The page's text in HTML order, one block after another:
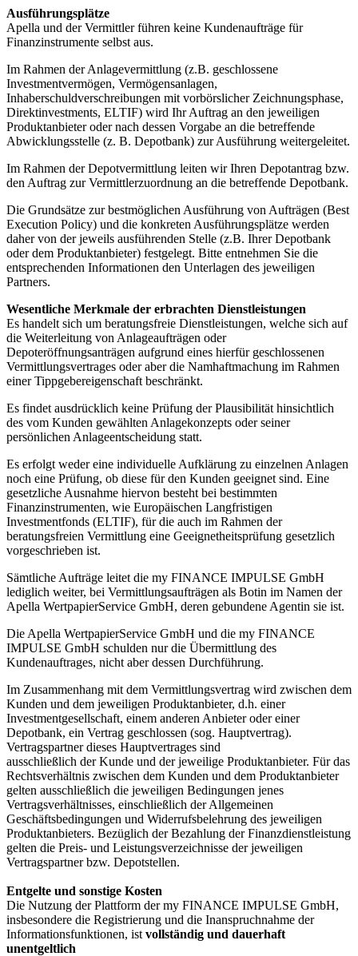
Ausführungsplätze
Apella und der Vermittler führen keine Kundenaufträge für
Finanzinstrumente selbst aus.
Im Rahmen der Anlagevermittlung (z.B. geschlossene
Investmentvermögen, Vermögensanlagen,
Inhaberschuldverschreibungen mit vorbörslicher Zeichnungsphase,
Direktinvestments, ELTIF) wird Ihr Auftrag an den jeweiligen
Produktanbieter oder nach dessen Vorgabe an die betreffende
Abwicklungsstelle (z. B. Depotbank) zur Ausführung weitergeleitet.
Im Rahmen der Depotvermittlung leiten wir Ihren Depotantrag bzw.
den Auftrag zur Vermittlerzuordnung an die betreffende Depotbank.
Die Grundsätze zur bestmöglichen Ausführung von Aufträgen (Best
Execution Policy) und die konkreten Ausführungsplätze werden
daher von der jeweils ausführenden Stelle (z.B. Ihrer Depotbank
oder dem Produktanbieter) festgelegt. Bitte entnehmen Sie die
entsprechenden Informationen den Unterlagen des jeweiligen
Partners.
Wesentliche Merkmale der erbrachten Dienstleistungen
Es handelt sich um beratungsfreie Dienstleistungen, welche sich auf
die Weiterleitung von Anlageaufträgen oder
Depoteröffnungsanträgen aufgrund eines hierfür geschlossenen
Vermittlungsvertrages oder aber die Namhaftmachung im Rahmen
einer Tippgebereigenschaft beschränkt.
Es findet ausdrücklich keine Prüfung der Plausibilität hinsichtlich
des vom Kunden gewählten Anlagekonzepts oder seiner
persönlichen Anlageentscheidung statt.
Es erfolgt weder eine individuelle Aufklärung zu einzelnen Anlagen
noch eine Prüfung, ob diese für den Kunden geeignet sind. Eine
gesetzliche Ausnahme hiervon besteht bei bestimmten
Finanzinstrumenten, wie Europäischen Langfristigen
Investmentfonds (ELTIF), für die auch im Rahmen der
beratungsfreien Vermittlung eine Geeignetheitsprüfung gesetzlich
vorgeschrieben ist.
Sämtliche Aufträge leitet die my FINANCE IMPULSE GmbH
lediglich weiter, bei Vermittlungsaufträgen als Botin im Namen der
Apella WertpapierService GmbH, deren gebundene Agentin sie ist.
Die Apella WertpapierService GmbH und die my FINANCE
IMPULSE GmbH schulden nur die Übermittlung des
Kundenauftrages, nicht aber dessen Durchführung.
Im Zusammenhang mit dem Vermittlungsvertrag wird zwischen dem
Kunden und dem jeweiligen Produktanbieter, d.h. einer
Investmentgesellschaft, einem anderen Anbieter oder einer
Depotbank, ein Vertrag geschlossen (sog. Hauptvertrag).
Vertragspartner dieses Hauptvertrages sind
ausschließlich der Kunde und der jeweilige Produktanbieter. Für das
Rechtsverhältnis zwischen dem Kunden und dem Produktanbieter
gelten ausschließlich die jeweiligen Bedingungen jenes
Vertragsverhältnisses, einschließlich der Allgemeinen
Geschäftsbedingungen und Widerrufsbelehrung des jeweiligen
Produktanbieters. Bezüglich der Bezahlung der Finanzdienstleistung
gelten die Preis- und Leistungsverzeichnisse der jeweiligen
Vertragspartner bzw. Depotstellen.
Entgelte und sonstige Kosten
Die Nutzung der Plattform der my FINANCE IMPULSE GmbH,
insbesondere die Registrierung und die Inanspruchnahme der
Informationsfunktionen, ist vollständig und dauerhaft
unentgeltlich